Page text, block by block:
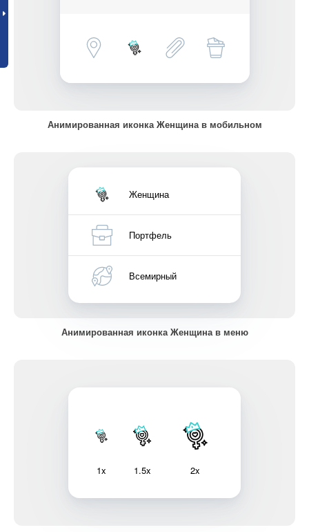
Анимированная иконка Женщина в мобильном
Женщина
Портфель
Всемирный
Анимированная иконка Женщина в меню
1x 1.5x 2x